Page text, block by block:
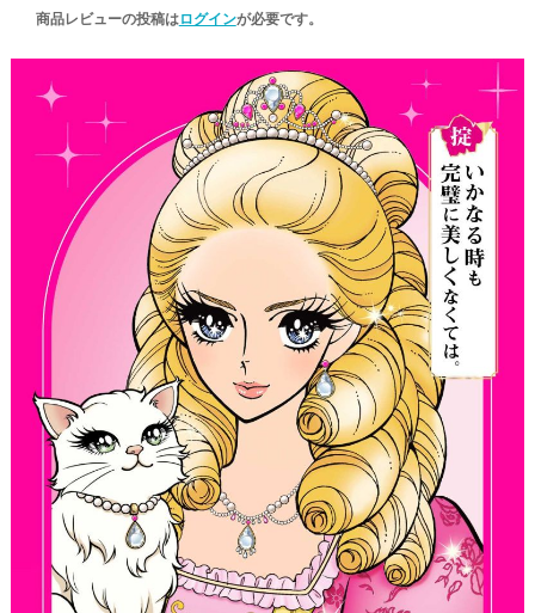
商品レビューの投稿はログインが必要です。